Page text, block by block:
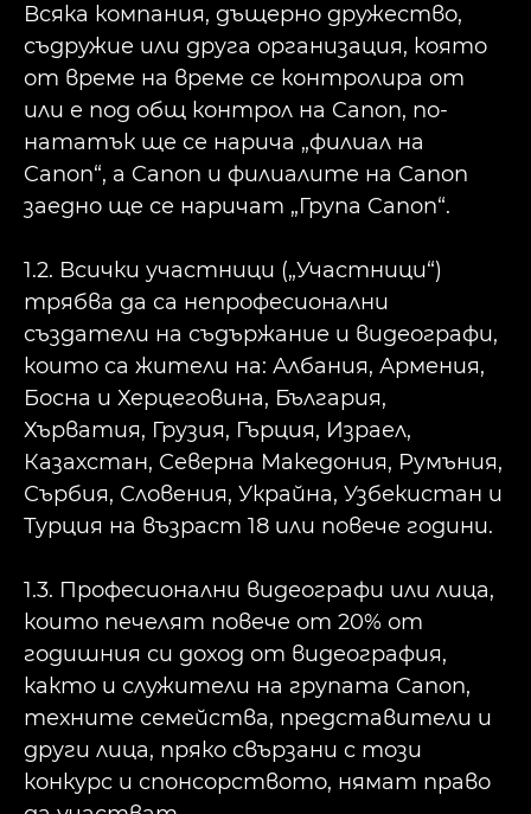
Всяка компания, дъщерно дружество,
съдружие или друга организация, която
от време на време се контролира от
или е под общ контрол на Canon, по-
нататък ще се нарича „филиал на
Canon“, а Canon и филиалите на Canon
заедно ще се наричат „Група Canon“.
1.2. Всички участници („Участници“)
трябва да са непрофесионални
създатели на съдържание и видеографи,
които са жители на: Албания, Армения,
Босна и Херцеговина, България,
Хърватия, Грузия, Гърция, Израел,
Казахстан, Северна Македония, Румъния,
Сърбия, Словения, Украйна, Узбекистан и
Турция на възраст 18 или повече години.
1.3. Професионални видеографи или лица,
които печелят повече от 20% от
годишния си доход от видеография,
както и служители на групата Canon,
техните семейства, представители и
други лица, пряко свързани с този
конкурс и спонсорството, нямат право